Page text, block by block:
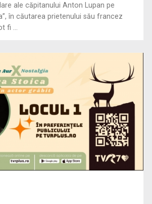
volumul SAREF
ale căpitanului Anton Lupan pe
în căutarea prietenului său francez
fi ...